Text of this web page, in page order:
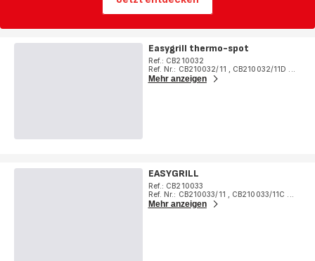
Easygrill thermo-spot
Ref.: CB210032
Ref. Nr.: CB210032/11
CB210032/11D
Mehr anzeigen
EASYGRILL
Ref.: CB210033
Ref. Nr.: CB210033/11
CB210033/11C
Mehr anzeigen